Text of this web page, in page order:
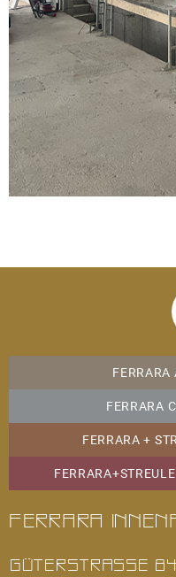
Fertigstellung und
mehr
03.03.2026
Fertigstellung: "St.
Sanierung Einfamilienhaus
FERRARA
FERRARA
FERRARA +
Ferrara
GÜTERSTRASSE 84